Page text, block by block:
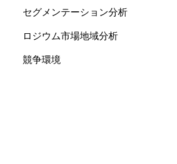
セグメンテーション分析
ロジウム市場地域分析
競争環境